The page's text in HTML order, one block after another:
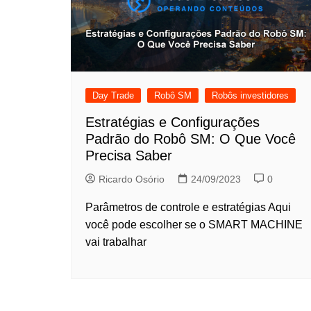
Day Trade Robô SM Robôs investidores
Estratégias e Configurações
Padrão do Robô SM: O Que Você
Precisa Saber
Ricardo Osório 24/09/2023 0
Parâmetros de controle e estratégias Aqui
você pode escolher se o SMART MACHINE
vai trabalhar